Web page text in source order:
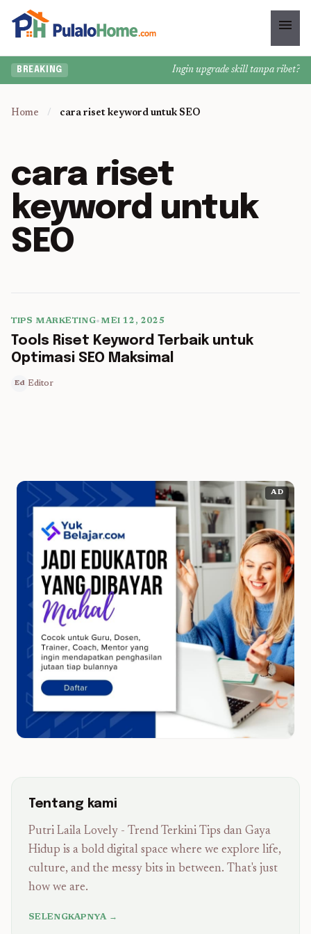
menu
BREAKING Ingin upgrade skill tanpa ribet?
Home / cara riset keyword untuk SEO
cara riset
keyword untuk
SEO
5 min read
TIPS MARKETING•MEI 12, 2025
Tools Riset Keyword Terbaik untuk
Optimasi SEO Maksimal
Ed Editor
AD
Tentang kami
Putri Laila Lovely - Trend Terkini Tips dan Gaya
Hidup is a bold digital space where we explore life,
culture, and the messy bits in between. That's just
how we are.
SELENGKAPNYA →